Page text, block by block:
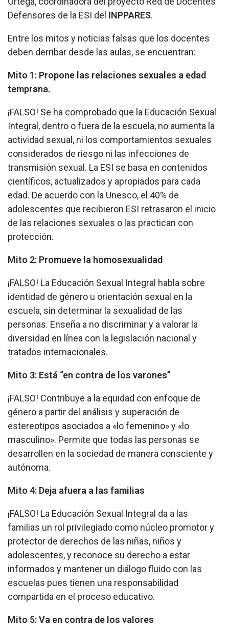
Defensores de la ESI del INPPARES.
Entre los mitos y noticias falsas que los docentes
deben derribar desde las aulas, se encuentran:
Mito 1: Propone las relaciones sexuales a edad
temprana.
¡FALSO! Se ha comprobado que la Educación Sexual
Integral, dentro o fuera de la escuela, no aumenta la
actividad sexual, ni los comportamientos sexuales
considerados de riesgo ni las infecciones de
transmisión sexual. La ESI se basa en contenidos
científicos, actualizados y apropiados para cada
edad. De acuerdo con la Unesco, el 40% de
adolescentes que recibieron ESI retrasaron el inicio
de las relaciones sexuales o las practican con
protección.
Mito 2: Promueve la homosexualidad
¡FALSO! La Educación Sexual Integral habla sobre
identidad de género u orientación sexual en la
escuela, sin determinar la sexualidad de las
personas. Enseña a no discriminar y a valorar la
diversidad en línea con la legislación nacional y
tratados internacionales.
Mito 3: Está “en contra de los varones”
¡FALSO! Contribuye a la equidad con enfoque de
género a partir del análisis y superación de
estereotipos asociados a «lo femenino» y «lo
masculino». Permite que todas las personas se
desarrollen en la sociedad de manera consciente y
autónoma.
Mito 4: Deja afuera a las familias
¡FALSO! La Educación Sexual Integral da a las
familias un rol privilegiado como núcleo promotor y
protector de derechos de las niñas, niños y
adolescentes, y reconoce su derecho a estar
informados y mantener un diálogo fluido con las
escuelas pues tienen una responsabilidad
compartida en el proceso educativo.
Mito 5: Va en contra de los valores